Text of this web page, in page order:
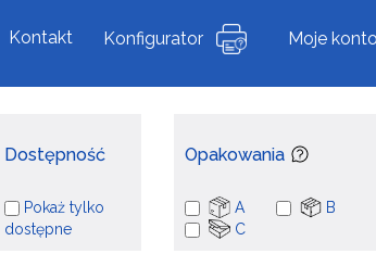
Kontakt Konfigurator Moje konto
Dostępność
Pokaż tylko
dostępne
Opakowania
A
B
C